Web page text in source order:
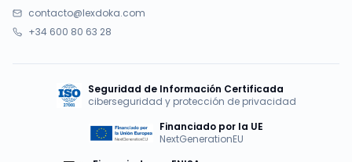
contacto@lexdoka.com
+34 600 80 63 28
Seguridad de Información Certificada
ciberseguridad y protección de privacidad
Financiado por la UE
NextGenerationEU